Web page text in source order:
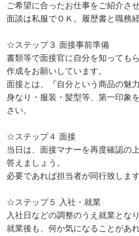
ご希望に合ったお仕事をご紹介さ
面談は私服でＯＫ。履歴書と職務
☆ステップ３ 面接事前準備
書類等で面接官に自分を知っても
作成をお願いしています。
面接とは、『自分という商品の魅
身なり・服装・髪型等、第一印象
さい。
☆ステップ４ 面接
当日は、面接マナーを再度確認の
答えましょう。
必要であれば担当者が同行致します
☆ステップ５ 入社・就業
入社日などの調整のうえ就業となり
就業後も、何か気になることがあ